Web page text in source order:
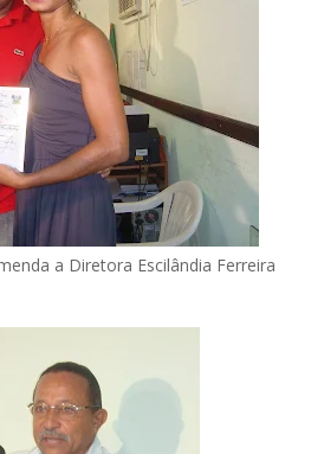
a Diretora Escilândia Ferreira